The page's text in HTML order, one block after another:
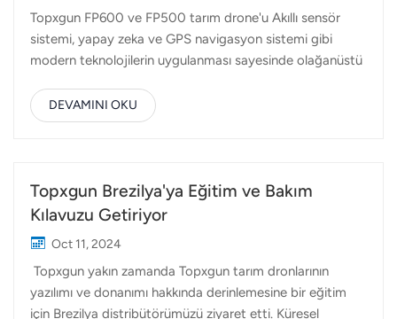
Topxgun FP600 ve FP500 tarım drone'u Akıllı sensör
sistemi, yapay zeka ve GPS navigasyon sistemi gibi
modern teknolojilerin uygulanması sayesinde olağanüstü
dalgasına yavaş yavaş katkıda bulunuyor. Pek çok ülke
ekonomisi, tarım sektörünün sınırlı insan kaynağı, artan
dönemden geçiyor. Ekonominin ve toplumun her
alanında dijital teknolojinin patlayıcı eğilimi göz önüne
entegre edilmesi en uygun çözüm olarak ortaya
çıkıyor. Tarımsal dijital dönüşüm sürecinde drone gibi akıllı
tarım ürünleri, sunduğu faydalar ve kolaylıklar nedeniyle
büyük ilgi görüyo...
DEVAMINI OKU
Topxgun Brezilya'ya Eğitim ve Bakım
Kılavuzu Getiriyor
Oct 11, 2024
Topxgun yakın zamanda Topxgun tarım dronlarının
yazılımı ve donanımı hakkında derinlemesine bir eğitim
için Brezilya distribütörümüzü ziyaret etti. Küresel